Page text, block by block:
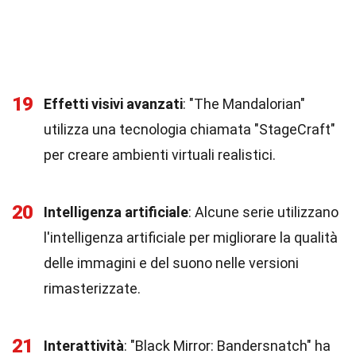
19 Effetti visivi avanzati: "The Mandalorian"
utilizza una tecnologia chiamata "StageCraft"
per creare ambienti virtuali realistici.
20 Intelligenza artificiale: Alcune serie utilizzano
l'intelligenza artificiale per migliorare la qualità
delle immagini e del suono nelle versioni
rimasterizzate.
21 Interattività: "Black Mirror: Bandersnatch" ha